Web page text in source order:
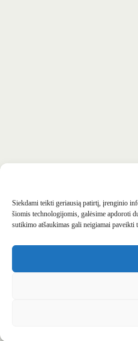
Siekdami teikti geriausią patirtį, įrenginio
šiomis technologijomis, galėsime apdoroti
sutikimo atšaukimas gali neigiamai